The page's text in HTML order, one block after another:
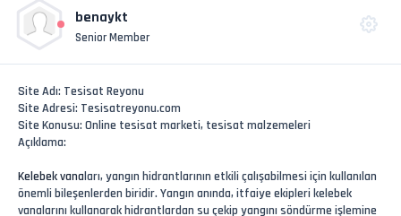
benaykt
Senior Member
Site Adı: Tesisat Reyonu
Site Adresi: Tesisatreyonu.com
Site Konusu: Online tesisat marketi, tesisat malzemeleri
Açıklama:
Kelebek vanaları, yangın hidrantlarının etkili çalışabilmesi için kullanılan
önemli bileşenlerden biridir. Yangın anında, itfaiye ekipleri kelebek
vanalarını kullanarak hidrantlardan su çekip yangını söndürme işlemine